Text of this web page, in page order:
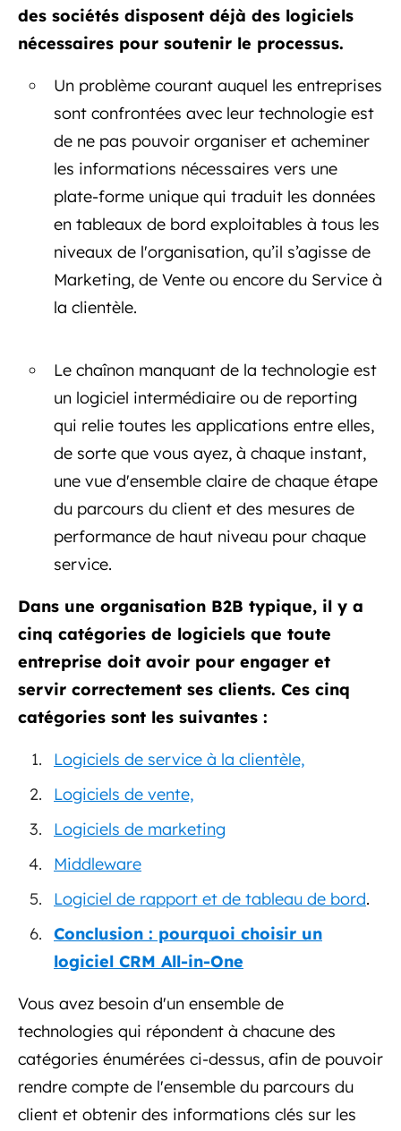
des sociétés disposent déjà des logiciels
nécessaires pour soutenir le processus.
Un problème courant auquel les entreprises
sont confrontées avec leur technologie est
de ne pas pouvoir organiser et acheminer
les informations nécessaires vers une
plate-forme unique qui traduit les données
en tableaux de bord exploitables à tous les
niveaux de l'organisation, qu’il s’agisse de
Marketing, de Vente ou encore du Service à
la clientèle.
Le chaînon manquant de la technologie est
un logiciel intermédiaire ou de reporting
qui relie toutes les applications entre elles,
de sorte que vous ayez, à chaque instant,
une vue d'ensemble claire de chaque étape
du parcours du client et des mesures de
performance de haut niveau pour chaque
service.
Dans une organisation B2B typique, il y a
cinq catégories de logiciels que toute
entreprise doit avoir pour engager et
servir correctement ses clients. Ces cinq
catégories sont les suivantes :
Logiciels de service à la clientèle,
Logiciels de vente,
Logiciels de marketing
Middleware
Logiciel de rapport et de tableau de bord.
Conclusion : pourquoi choisir un
logiciel CRM All-in-One
Vous avez besoin d'un ensemble de
technologies qui répondent à chacune des
catégories énumérées ci-dessus, afin de pouvoir
rendre compte de l'ensemble du parcours du
client et obtenir des informations clés sur les